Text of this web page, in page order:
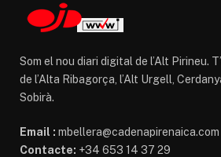
Som el nou diari digital de l’Alt Pirineu.
de l’Alta Ribagorça, l’Alt Urgell,
Sobirà.
Email : mbellera@cadenapirenaica.com
Contacte: +34 653 14 37 29